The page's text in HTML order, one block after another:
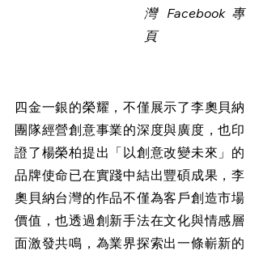
灣 Facebook 專
頁
四金一銀的榮耀，不僅展示了李奧貝納
團隊經營創意事業的深度與廣度，也印
證了楊榮柏提出「以創意改變未來」的
品牌使命已在實踐中結出豐碩成果，李
奧貝納台灣的作品不僅為客戶創造市場
價值，也透過創新手法在文化與情感層
面激發共鳴，為業界探索出一條嶄新的